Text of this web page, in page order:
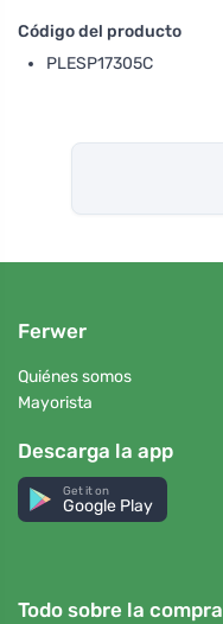
Código del producto
PLESP17305C
Ferwer
Quiénes somos
Mayorista
Descarga la app
Get it on
Google Play
Todo sobre la compra